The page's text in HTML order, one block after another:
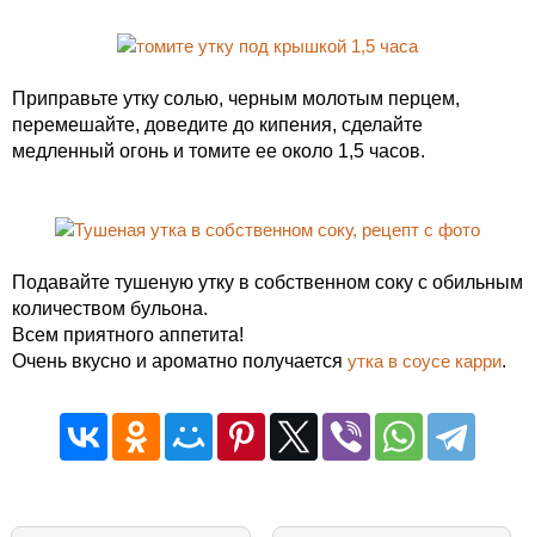
Приправьте утку солью, черным молотым перцем,
перемешайте, доведите до кипения, сделайте
медленный огонь и томите ее около 1,5 часов.
Подавайте тушеную утку в собственном соку с обильным
количеством бульона.
Всем приятного аппетита!
Очень вкусно и ароматно получается утка в соусе карри.